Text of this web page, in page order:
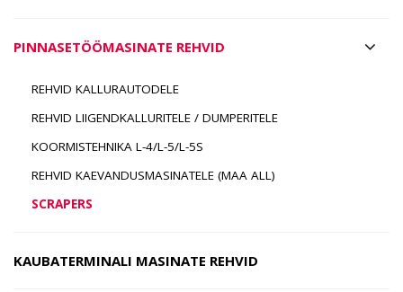
PINNASETÖÖMASINATE REHVID
REHVID KALLURAUTODELE
REHVID LIIGENDKALLURITELE / DUMPERITELE
KOORMISTEHNIKA L-4/L-5/L-5S
REHVID KAEVANDUSMASINATELE (MAA ALL)
SCRAPERS
KAUBATERMINALI MASINATE REHVID